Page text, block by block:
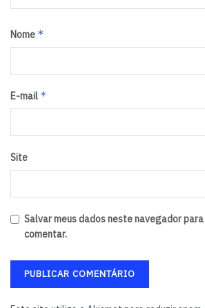
Nome *
E-mail *
Site
Salvar meus dados neste navegador
comentar.